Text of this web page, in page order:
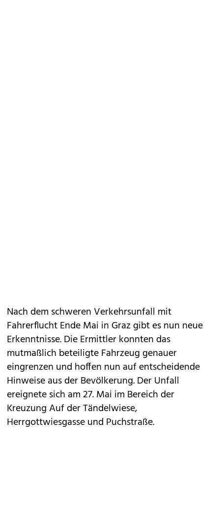
Nach dem schweren Verkehrsunfall mit
Fahrerflucht Ende Mai in Graz gibt es nun neue
Erkenntnisse. Die Ermittler konnten das
mutmaßlich beteiligte Fahrzeug genauer
eingrenzen und hoffen nun auf entscheidende
Hinweise aus der Bevölkerung. Der Unfall
ereignete sich am 27. Mai im Bereich der
Kreuzung Auf der Tändelwiese,
Herrgottwiesgasse und Puchstraße.